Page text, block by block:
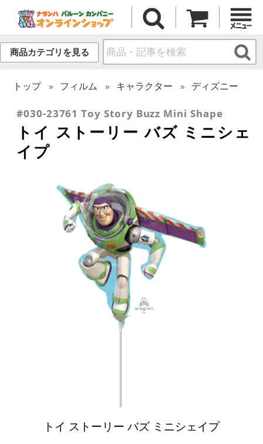
商品カテゴリを見る
トップ フィルム キャラクター ディズニー
#030-23761 Toy Story Buzz Mini Shape
トイ ストーリー バズ ミニシェ
イプ
トイ ストーリー バズ ミニシェイプ